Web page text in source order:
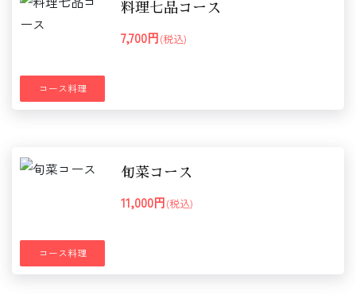
コース料理
料理七品コース
7,700円(税込)
コース料理
旬菜コース
11,000円(税込)